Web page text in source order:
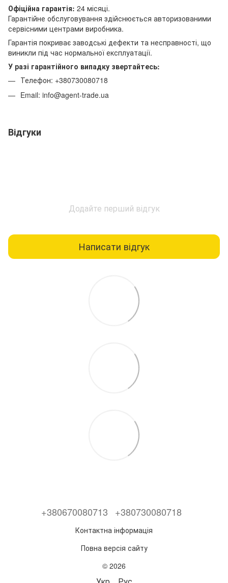
Офіційна гарантія: 24 місяці.
Гарантійне обслуговування здійснюється авторизованими
сервісними центрами виробника.
Гарантія покриває заводські дефекти та несправності, що
виникли під час нормальної експлуатації.
У разі гарантійного випадку звертайтесь:
Телефон: +380730080718
Email: info@agent-trade.ua
Відгуки
Додайте перший відгук
Написати відгук
+380670080713 +380730080718
Контактна інформація
Повна версія сайту
© 2026